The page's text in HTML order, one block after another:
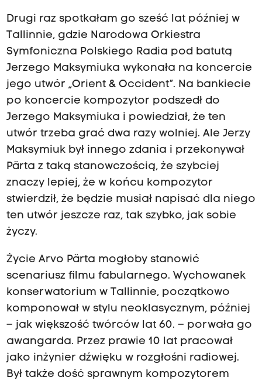
Drugi raz spotkałam go sześć lat później w
Tallinnie, gdzie Narodowa Orkiestra
Symfoniczna Polskiego Radia pod batutą
Jerzego Maksymiuka wykonała na koncercie
jego utwór „Orient & Occident”. Na bankiecie
po koncercie kompozytor podszedł do
Jerzego Maksymiuka i powiedział, że ten
utwór trzeba grać dwa razy wolniej. Ale Jerzy
Maksymiuk był innego zdania i przekonywał
Pärta z taką stanowczością, że szybciej
znaczy lepiej, że w końcu kompozytor
stwierdził, że będzie musiał napisać dla niego
ten utwór jeszcze raz, tak szybko, jak sobie
życzy.
Życie Arvo Pärta mogłoby stanowić
scenariusz filmu fabularnego. Wychowanek
konserwatorium w Tallinnie, początkowo
komponował w stylu neoklasycznym, później
– jak większość twórców lat 60. – porwała go
awangarda. Przez prawie 10 lat pracował
jako inżynier dźwięku w rozgłośni radiowej.
Był także dość sprawnym kompozytorem